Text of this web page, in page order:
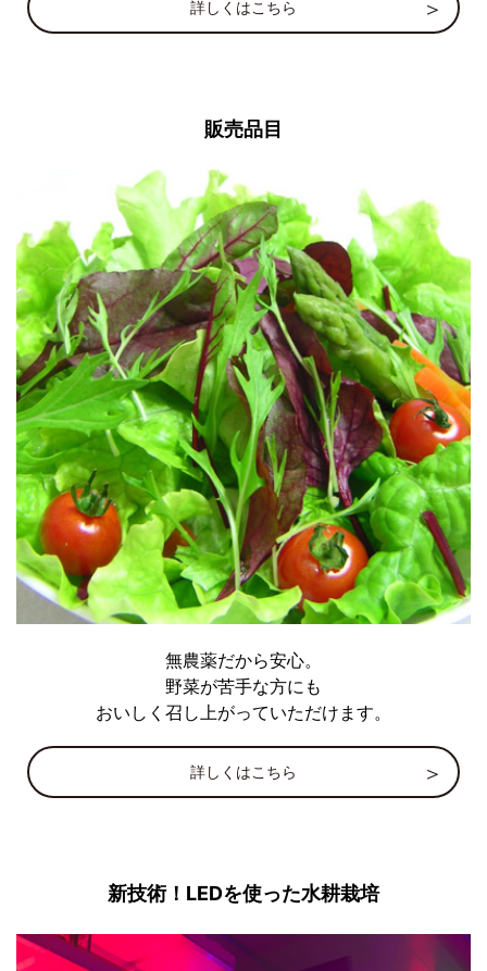
詳しくはこちら
販売品目
無農薬だから安心。
野菜が苦手な方にも
おいしく召し上がっていただけます。
詳しくはこちら
新技術！LEDを使った水耕栽培